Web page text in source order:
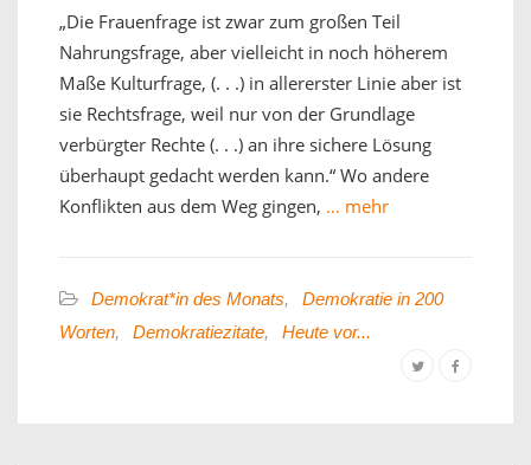
„Die Frauenfrage ist zwar zum großen Teil
Nahrungsfrage, aber vielleicht in noch höherem
Maße Kulturfrage, (. . .) in allererster Linie aber ist
sie Rechtsfrage, weil nur von der Grundlage
verbürgter Rechte (. . .) an ihre sichere Lösung
überhaupt gedacht werden kann.“ Wo andere
Konflikten aus dem Weg gingen, … mehr
Demokrat*in des Monats,
Demokratie in 200
Worten, Demokratiezitate, Heute vor...